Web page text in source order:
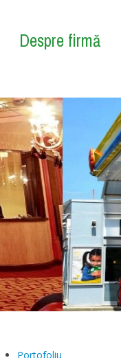
Despre firmă
Portofoliu